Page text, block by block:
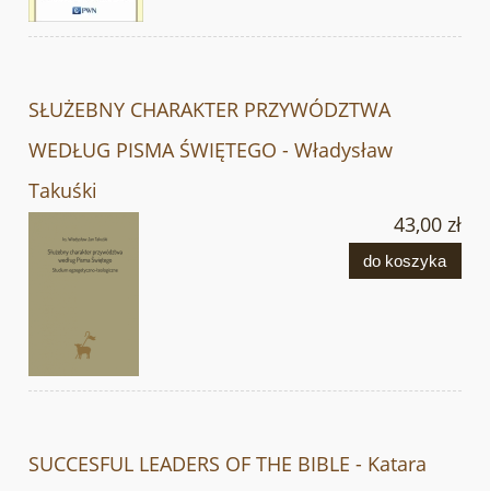
SŁUŻEBNY CHARAKTER PRZYWÓDZTWA
WEDŁUG PISMA ŚWIĘTEGO - Władysław
Takuśki
43,00 zł
do koszyka
SUCCESFUL LEADERS OF THE BIBLE - Katara